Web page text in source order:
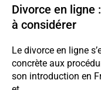
Divorce en ligne
à considérer
Le divorce en ligne
concrète aux
son introduction en